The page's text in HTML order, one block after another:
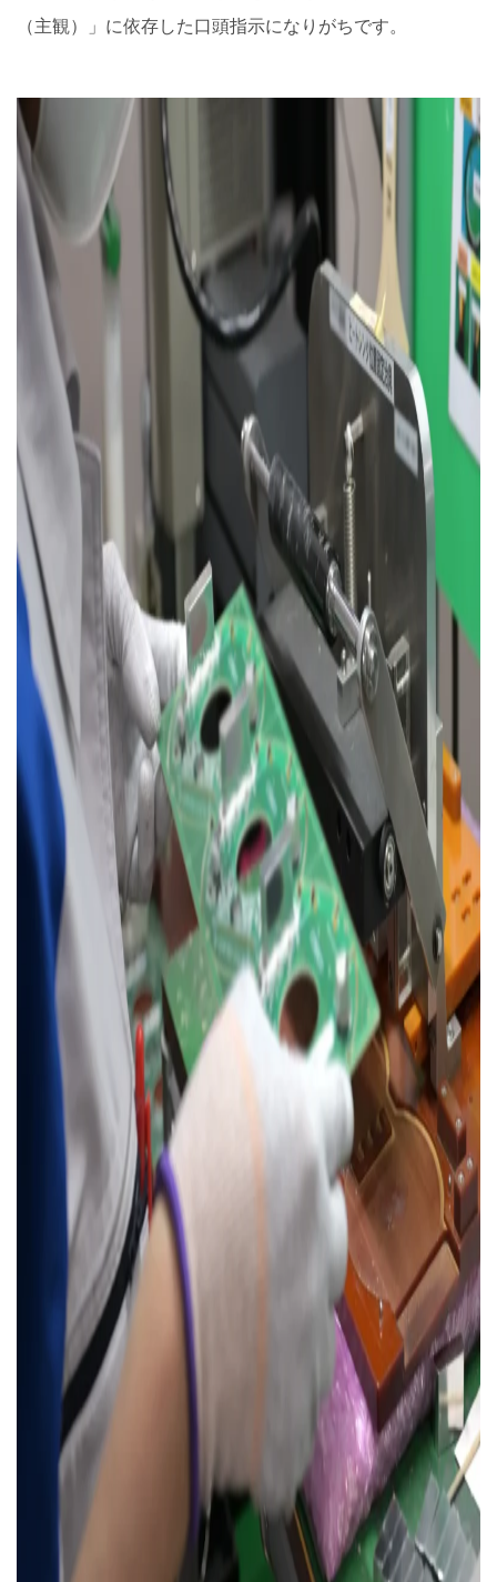
（主観）」に依存した口頭指示になりがちです。